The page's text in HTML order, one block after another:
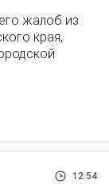
жалоб из
края,
12:54